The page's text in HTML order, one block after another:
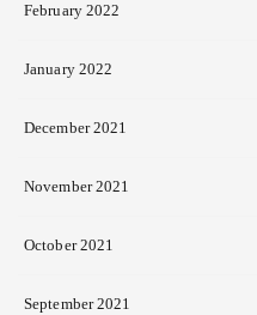
February 2022
January 2022
December 2021
November 2021
October 2021
September 2021